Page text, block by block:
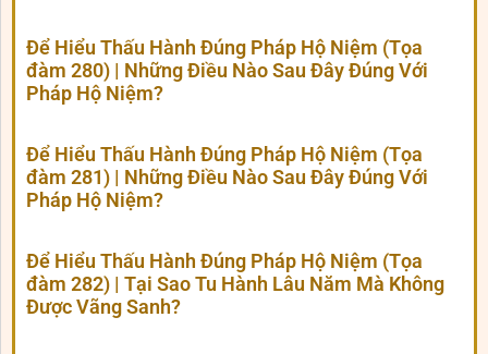
Để Hiểu Thấu Hành Đúng Pháp Hộ Niệm (Tọa
đàm 280) | Những Điều Nào Sau Đây Đúng Với
Pháp Hộ Niệm?
Để Hiểu Thấu Hành Đúng Pháp Hộ Niệm (Tọa
đàm 281) | Những Điều Nào Sau Đây Đúng Với
Pháp Hộ Niệm?
Để Hiểu Thấu Hành Đúng Pháp Hộ Niệm (Tọa
đàm 282) | Tại Sao Tu Hành Lâu Năm Mà Không
Được Vãng Sanh?